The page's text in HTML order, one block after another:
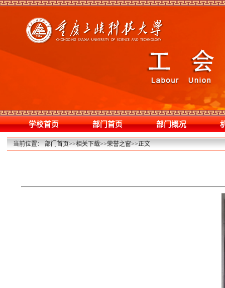
学校首页 部门首页 部门概况
当前位置：部门首页>>相关下载>>荣誉之窗>>正文